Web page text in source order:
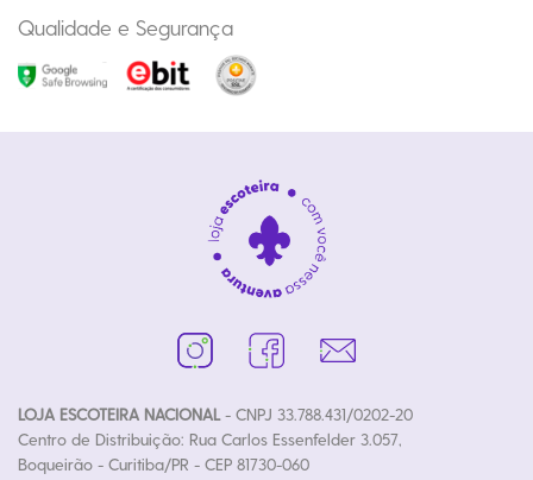
Qualidade e Segurança
LOJA ESCOTEIRA NACIONAL- CNPJ 33.788.431/0202-20
Centro de Distribuição: Rua Carlos Essenfelder 3.057,
Boqueirão - Curitiba/PR - CEP 81730-060